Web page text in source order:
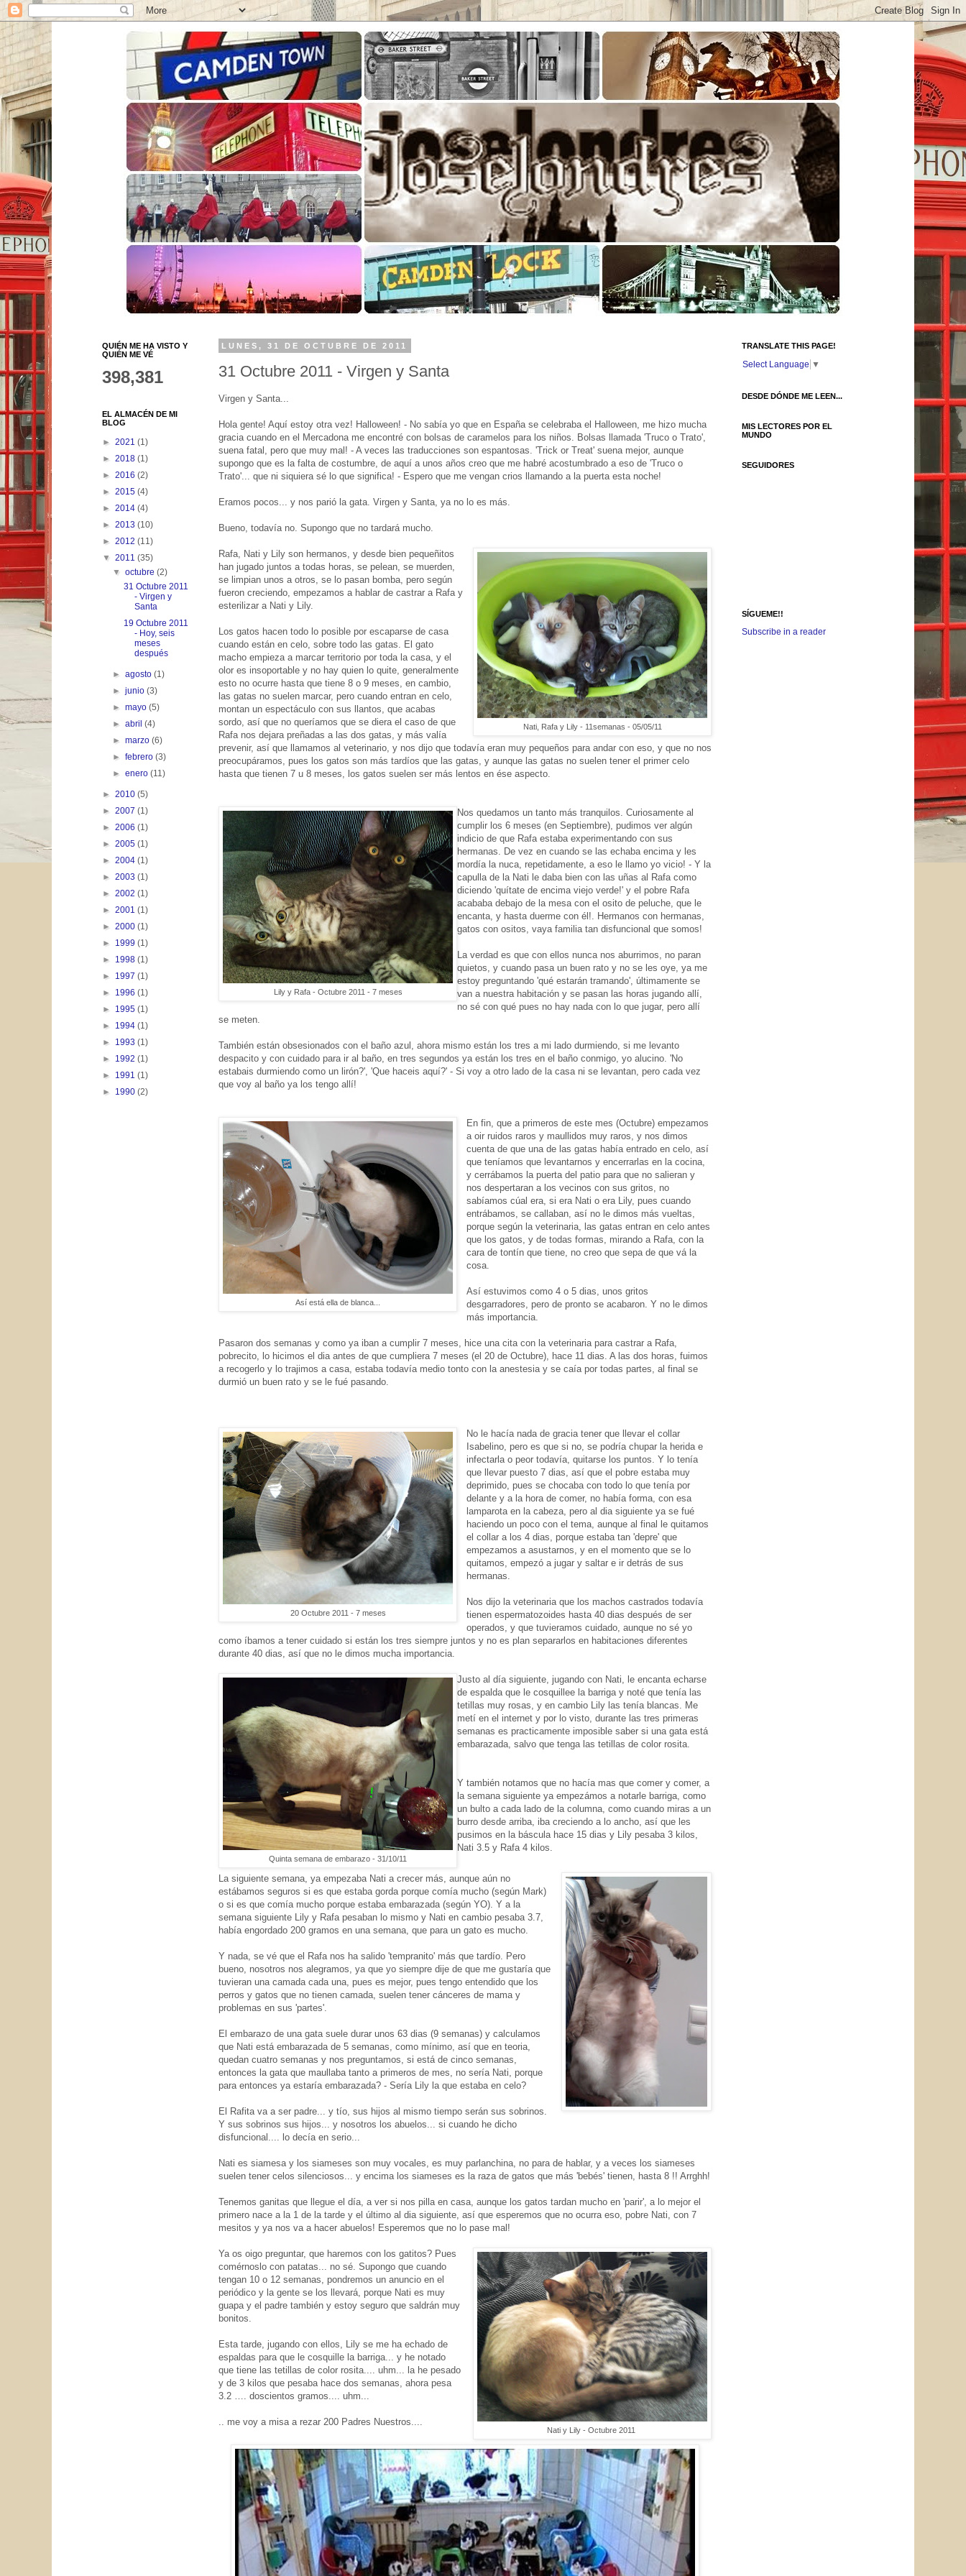
LUNES, 31 DE OCTUBRE DE 2011
31 Octubre 2011 - Virgen y Santa
Virgen y Santa...
Hola gente! Aquí estoy otra vez! Halloween! - No sabía yo que en España se celebraba el Halloween, me hizo mucha
gracia cuando en el Mercadona me encontré con bolsas de caramelos para los niños. Bolsas llamada 'Truco o Trato',
suena fatal, pero que muy mal! - A veces las traducciones son espantosas. 'Trick or Treat' suena mejor, aunque
supongo que es la falta de costumbre, de aquí a unos años creo que me habré acostumbrado a eso de 'Truco o
Trato'... que ni siquiera sé lo que significa! - Espero que me vengan crios llamando a la puerta esta noche!
Eramos pocos... y nos parió la gata. Virgen y Santa, ya no lo es más.
Bueno, todavía no. Supongo que no tardará mucho.
Nati, Rafa y Lily - 11semanas - 05/05/11
Rafa, Nati y Lily son hermanos, y desde bien pequeñitos
han jugado juntos a todas horas, se pelean, se muerden,
se limpian unos a otros, se lo pasan bomba, pero según
fueron creciendo, empezamos a hablar de castrar a Rafa y
esterilizar a Nati y Lily.
Los gatos hacen todo lo posible por escaparse de casa
cuando están en celo, sobre todo las gatas. El gato
macho empieza a marcar territorio por toda la casa, y el
olor es insoportable y no hay quien lo quite, generalmente
esto no ocurre hasta que tiene 8 o 9 meses, en cambio,
las gatas no suelen marcar, pero cuando entran en celo,
montan un espectáculo con sus llantos, que acabas
sordo, así que no queríamos que se diera el caso de que
Rafa nos dejara preñadas a las dos gatas, y más valía
prevenir, así que llamamos al veterinario, y nos dijo que todavía eran muy pequeños para andar con eso, y que no nos
preocupáramos, pues los gatos son más tardíos que las gatas, y aunque las gatas no suelen tener el primer celo
hasta que tienen 7 u 8 meses, los gatos suelen ser más lentos en ése aspecto.
Lily y Rafa - Octubre 2011 - 7 meses
Nos quedamos un tanto más tranquilos. Curiosamente al
cumplir los 6 meses (en Septiembre), pudimos ver algún
indicio de que Rafa estaba experimentando con sus
hermanas. De vez en cuando se las echaba encima y les
mordía la nuca, repetidamente, a eso le llamo yo vicio! - Y la
capulla de la Nati le daba bien con las uñas al Rafa como
diciendo 'quítate de encima viejo verde!' y el pobre Rafa
acababa debajo de la mesa con el osito de peluche, que le
encanta, y hasta duerme con él!. Hermanos con hermanas,
gatos con ositos, vaya familia tan disfuncional que somos!
La verdad es que con ellos nunca nos aburrimos, no paran
quietos, y cuando pasa un buen rato y no se les oye, ya me
estoy preguntando 'qué estarán tramando', últimamente se
van a nuestra habitación y se pasan las horas jugando allí,
no sé con qué pues no hay nada con lo que jugar, pero allí
se meten.
También están obsesionados con el baño azul, ahora mismo están los tres a mi lado durmiendo, si me levanto
despacito y con cuidado para ir al baño, en tres segundos ya están los tres en el baño conmigo, yo alucino. 'No
estabais durmiendo como un lirón?', 'Que haceis aquí?' - Si voy a otro lado de la casa ni se levantan, pero cada vez
que voy al baño ya los tengo allí!
Así está ella de blanca...
En fin, que a primeros de este mes (Octubre) empezamos
a oir ruidos raros y maullidos muy raros, y nos dimos
cuenta de que una de las gatas había entrado en celo, así
que teníamos que levantarnos y encerrarlas en la cocina,
y cerrábamos la puerta del patio para que no salieran y
nos despertaran a los vecinos con sus gritos, no
sabíamos cúal era, si era Nati o era Lily, pues cuando
entrábamos, se callaban, así no le dimos más vueltas,
porque según la veterinaria, las gatas entran en celo antes
que los gatos, y de todas formas, mirando a Rafa, con la
cara de tontín que tiene, no creo que sepa de que vá la
cosa.
Así estuvimos como 4 o 5 dias, unos gritos
desgarradores, pero de pronto se acabaron. Y no le dimos
más importancia.
Pasaron dos semanas y como ya iban a cumplir 7 meses, hice una cita con la veterinaria para castrar a Rafa,
pobrecito, lo hicimos el dia antes de que cumpliera 7 meses (el 20 de Octubre), hace 11 dias. A las dos horas, fuimos
a recogerlo y lo trajimos a casa, estaba todavía medio tonto con la anestesia y se caía por todas partes, al final se
durmió un buen rato y se le fué pasando.
20 Octubre 2011 - 7 meses
No le hacía nada de gracia tener que llevar el collar
Isabelino, pero es que si no, se podría chupar la herida e
infectarla o peor todavía, quitarse los puntos. Y lo tenía
que llevar puesto 7 dias, así que el pobre estaba muy
deprimido, pues se chocaba con todo lo que tenía por
delante y a la hora de comer, no había forma, con esa
lamparota en la cabeza, pero al dia siguiente ya se fué
haciendo un poco con el tema, aunque al final le quitamos
el collar a los 4 dias, porque estaba tan 'depre' que
empezamos a asustarnos, y en el momento que se lo
quitamos, empezó a jugar y saltar e ir detrás de sus
hermanas.
Nos dijo la veterinaria que los machos castrados todavía
tienen espermatozoides hasta 40 dias después de ser
operados, y que tuvieramos cuidado, aunque no sé yo
como íbamos a tener cuidado si están los tres siempre juntos y no es plan separarlos en habitaciones diferentes
durante 40 dias, así que no le dimos mucha importancia.
Quinta semana de embarazo - 31/10/11
Justo al día siguiente, jugando con Nati, le encanta echarse
de espalda que le cosquillee la barriga y noté que tenía las
tetillas muy rosas, y en cambio Lily las tenía blancas. Me
metí en el internet y por lo visto, durante las tres primeras
semanas es practicamente imposible saber si una gata está
embarazada, salvo que tenga las tetillas de color rosita.
Y también notamos que no hacía mas que comer y comer, a
la semana siguiente ya empezámos a notarle barriga, como
un bulto a cada lado de la columna, como cuando miras a un
burro desde arriba, iba creciendo a lo ancho, así que les
pusimos en la báscula hace 15 dias y Lily pesaba 3 kilos,
Nati 3.5 y Rafa 4 kilos.
La siguiente semana, ya empezaba Nati a crecer más, aunque aún no
estábamos seguros si es que estaba gorda porque comía mucho (según Mark)
o si es que comía mucho porque estaba embarazada (según YO). Y a la
semana siguiente Lily y Rafa pesaban lo mismo y Nati en cambio pesaba 3.7,
había engordado 200 gramos en una semana, que para un gato es mucho.
Y nada, se vé que el Rafa nos ha salido 'tempranito' más que tardío. Pero
bueno, nosotros nos alegramos, ya que yo siempre dije de que me gustaría que
tuvieran una camada cada una, pues es mejor, pues tengo entendido que los
perros y gatos que no tienen camada, suelen tener cánceres de mama y
problemas en sus 'partes'.
El embarazo de una gata suele durar unos 63 dias (9 semanas) y calculamos
que Nati está embarazada de 5 semanas, como mínimo, así que en teoria,
quedan cuatro semanas y nos preguntamos, si está de cinco semanas,
entonces la gata que maullaba tanto a primeros de mes, no sería Nati, porque
para entonces ya estaría embarazada? - Sería Lily la que estaba en celo?
El Rafita va a ser padre... y tío, sus hijos al mismo tiempo serán sus sobrinos.
Y sus sobrinos sus hijos... y nosotros los abuelos... si cuando he dicho
disfuncional.... lo decía en serio...
Nati es siamesa y los siameses son muy vocales, es muy parlanchina, no para de hablar, y a veces los siameses
suelen tener celos silenciosos... y encima los siameses es la raza de gatos que más 'bebés' tienen, hasta 8 !! Arrghh!
Tenemos ganitas que llegue el día, a ver si nos pilla en casa, aunque los gatos tardan mucho en 'parir', a lo mejor el
primero nace a la 1 de la tarde y el último al dia siguiente, así que esperemos que no ocurra eso, pobre Nati, con 7
mesitos y ya nos va a hacer abuelos! Esperemos que no lo pase mal!
Nati y Lily - Octubre 2011
Ya os oigo preguntar, que haremos con los gatitos? Pues
comérnoslo con patatas... no sé. Supongo que cuando
tengan 10 o 12 semanas, pondremos un anuncio en el
periódico y la gente se los llevará, porque Nati es muy
guapa y el padre también y estoy seguro que saldrán muy
bonitos.
Esta tarde, jugando con ellos, Lily se me ha echado de
espaldas para que le cosquille la barriga... y he notado
que tiene las tetillas de color rosita.... uhm... la he pesado
y de 3 kilos que pesaba hace dos semanas, ahora pesa
3.2 …. doscientos gramos.... uhm...
.. me voy a misa a rezar 200 Padres Nuestros....
QUIÉN ME HA VISTO Y
QUIÉN ME VÉ
398,381
EL ALMACÉN DE MI
BLOG
► 2021 (1)
► 2018 (1)
► 2016 (2)
► 2015 (4)
► 2014 (4)
► 2013 (10)
► 2012 (11)
▼ 2011 (35)
▼octubre(2)
31 Octubre 2011
- Virgen y
Santa
19 Octubre 2011
- Hoy, seis
meses
después
►agosto(1)
►junio(3)
►mayo(5)
►abril(4)
►marzo(6)
►febrero(3)
►enero(11)
► 2010 (5)
► 2007 (1)
► 2006 (1)
► 2005 (1)
► 2004 (1)
► 2003 (1)
► 2002 (1)
► 2001 (1)
► 2000 (1)
► 1999 (1)
► 1998 (1)
► 1997 (1)
► 1996 (1)
► 1995 (1)
► 1994 (1)
► 1993 (1)
► 1992 (1)
► 1991 (1)
► 1990 (2)
TRANSLATE THIS PAGE!
Select Language ▼
DESDE DÓNDE ME LEEN...
MIS LECTORES POR EL
MUNDO
SEGUIDORES
SÍGUEME!!
Subscribe in a reader